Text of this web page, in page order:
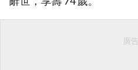
廣告